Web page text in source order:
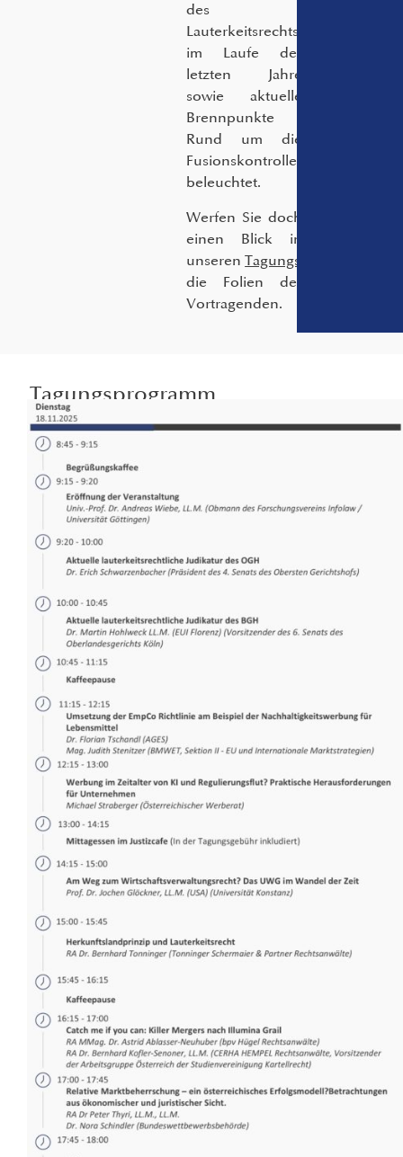
des
Lauterkeitsrechts
im Laufe der
letzten Jahre
sowie aktuelle
Brennpunkte
Rund um die
Fusionskontrolle
beleuchtet.
Werfen Sie doch
einen Blick in
unserenTagungsfolder
die Folien der
Vortragenden.
Tagungsprogramm